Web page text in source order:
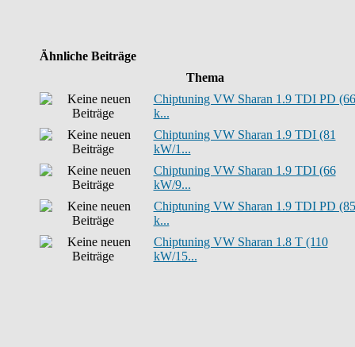
Ähnliche Beiträge
Thema
Chiptuning VW Sharan 1.9 TDI PD (66
k...
Chiptuning VW Sharan 1.9 TDI (81
kW/1...
Chiptuning VW Sharan 1.9 TDI (66
kW/9...
Chiptuning VW Sharan 1.9 TDI PD (85
k...
Chiptuning VW Sharan 1.8 T (110
kW/15...